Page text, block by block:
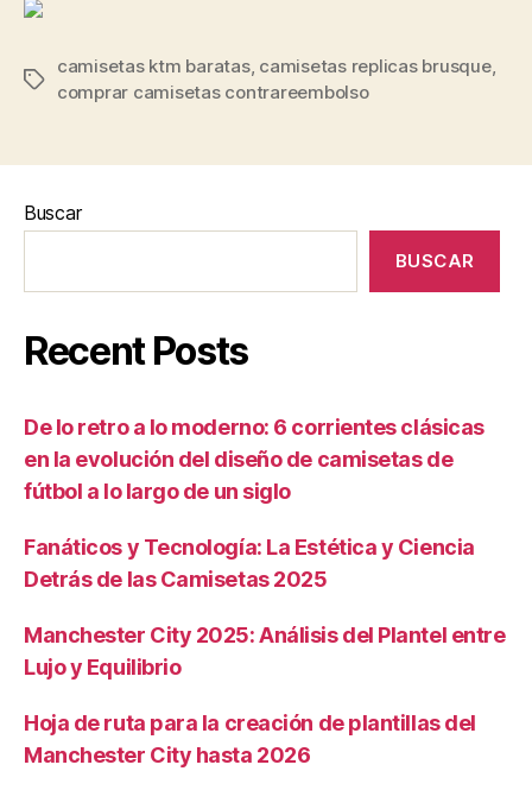
Etiquetas
camisetas ktm baratas, camisetas replicas brusque,
comprar camisetas contrareembolso
Buscar
BUSCAR
Recent Posts
De lo retro a lo moderno: 6 corrientes clásicas
en la evolución del diseño de camisetas de
fútbol a lo largo de un siglo
Fanáticos y Tecnología: La Estética y Ciencia
Detrás de las Camisetas 2025
Manchester City 2025: Análisis del Plantel entre
Lujo y Equilibrio
Hoja de ruta para la creación de plantillas del
Manchester City hasta 2026